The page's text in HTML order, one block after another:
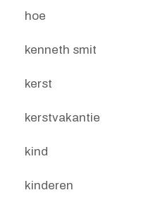
hoe
kenneth smit
kerst
kerstvakantie
kind
kinderen